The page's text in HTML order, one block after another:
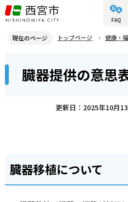
こ
の
ジ
先
FAQ
現在のページ トップページ 健康・
こ
臓器提供の意思
更新日：2025年10月
臓器移植について